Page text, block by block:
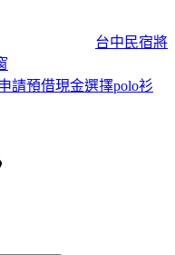
台中民宿將
請預借現金選擇polo衫